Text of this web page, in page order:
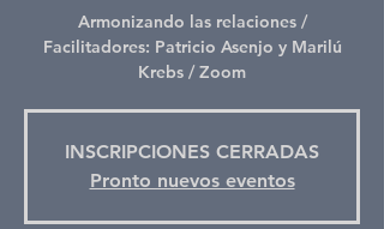
Armonizando las relaciones /
Facilitadores: Patricio Asenjo y Marilú
Krebs / Zoom
INSCRIPCIONES CERRADAS
Pronto nuevos eventos